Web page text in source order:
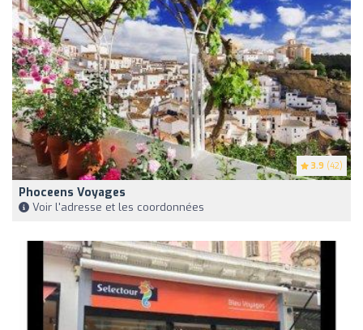
3.9 (42)
Phoceens Voyages
Voir l'adresse et les coordonnées